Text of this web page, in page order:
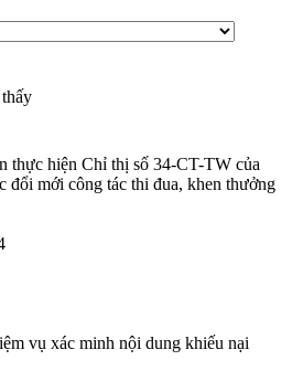
thực hiện Chỉ thị số 34-CT-TW của
đổi mới công tác thi đua, khen thưởng
vụ xác minh nội dung khiếu nại